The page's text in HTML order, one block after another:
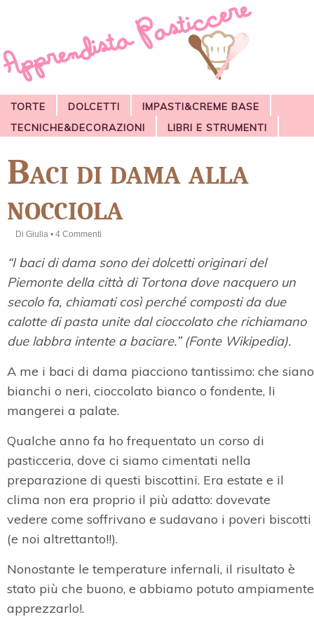
TORTE DOLCETTI
IMPASTI&CREME BASE
TECNICHE&DECORAZIONI
LIBRI E STRUMENTI
Baci di dama alla
nocciola
Di Giulia • 4 Commenti
“I baci di dama sono dei dolcetti originari del
Piemonte della città di Tortona dove nacquero un
secolo fa, chiamati così perché composti da due
calotte di pasta unite dal cioccolato che richiamano
due labbra intente a baciare.” (Fonte Wikipedia).
A me i baci di dama piacciono tantissimo: che siano
bianchi o neri, cioccolato bianco o fondente, li
mangerei a palate.
Qualche anno fa ho frequentato un corso di
pasticceria, dove ci siamo cimentati nella
preparazione di questi biscottini. Era estate e il
clima non era proprio il più adatto: dovevate
vedere come soffrivano e sudavano i poveri biscotti
(e noi altrettanto!!).
Nonostante le temperature infernali, il risultato è
stato più che buono, e abbiamo potuto ampiamente
apprezzarlo!.